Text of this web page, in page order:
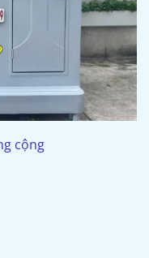
cộng